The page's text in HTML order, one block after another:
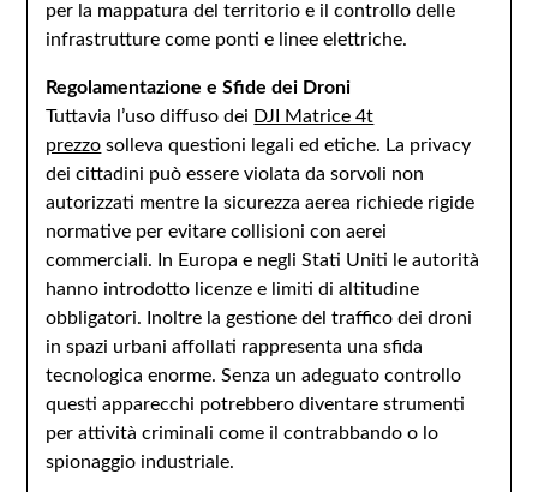
per la mappatura del territorio e il controllo delle
infrastrutture come ponti e linee elettriche.
Regolamentazione e Sfide dei Droni
Tuttavia l’uso diffuso dei DJI Matrice 4t
prezzo solleva questioni legali ed etiche. La privacy
dei cittadini può essere violata da sorvoli non
autorizzati mentre la sicurezza aerea richiede rigide
normative per evitare collisioni con aerei
commerciali. In Europa e negli Stati Uniti le autorità
hanno introdotto licenze e limiti di altitudine
obbligatori. Inoltre la gestione del traffico dei droni
in spazi urbani affollati rappresenta una sfida
tecnologica enorme. Senza un adeguato controllo
questi apparecchi potrebbero diventare strumenti
per attività criminali come il contrabbando o lo
spionaggio industriale.